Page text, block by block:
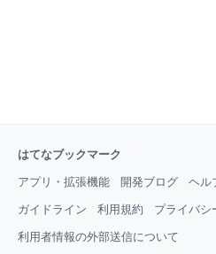
はてなブックマーク
アプリ・拡張機能 開発ブログ ヘル
ガイドライン 利用規約 プライバシ
利用者情報の外部送信について